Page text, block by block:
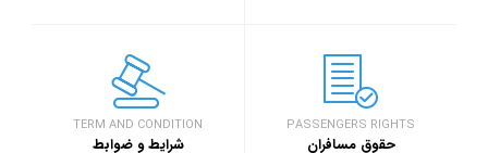
TERM AND CONDITION
شرایط و ضوابط
PASSENGERS RIGHTS
حقوق مسافران